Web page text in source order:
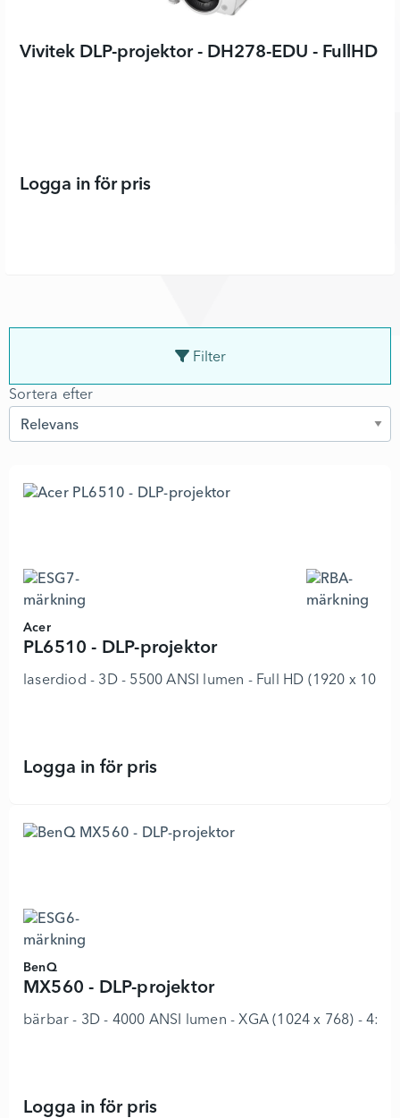
Vivitek DLP-projektor - DH278-EDU - FullHD
Logga in för pris
Filter
Sortera efter
Sortera efter
Acer
PL6510 - DLP-projektor
laserdiod - 3D - 5500 ANSI lumen - Full HD (1920 x
Logga in för prisPL6510 - DLP-projektor - 5862511
BenQ
MX560 - DLP-projektor
bärbar - 3D - 4000 ANSI lumen - XGA (1024 x 768) - 4:3
Logga in för prisMX560 - DLP-projektor - 7734960 -